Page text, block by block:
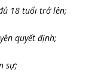
18 tuổi trở lên;
quyết định;
sự;